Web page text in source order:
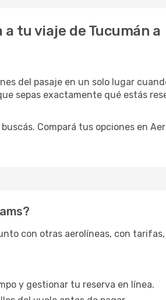
tu viaje de Tucumán a
del pasaje en un solo lugar
sepas exactamente qué estás
Compará tus opciones en
con otras aerolíneas, con
y gestionar tu reserva en línea.